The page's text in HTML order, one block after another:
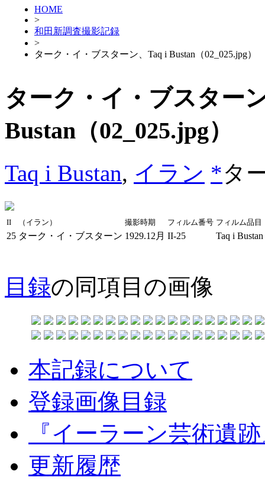
HOME
>
和田新調査撮影記録
>
ターク・イ・ブスターン、Taq i Bustan（02_025.jpg）
ターク・イ・ブスター
Bustan（02_025.jpg）
Taq i Bustan, イラン *タ
II （イラン） 撮影時期 フィルム番号 フィルム品目
25 ターク・イ・ブスターン 1929.12月 II-25 Taq i Bustan
目録の同項目の画像
本記録について
登録画像目録
『イーラーン芸術遺
更新履歴